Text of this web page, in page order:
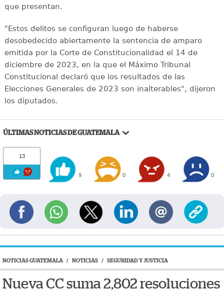
que presentan.
"Estos delitos se configuran luego de haberse
desobedecido abiertamente la sentencia de amparo
emitida por la Corte de Constitucionalidad el 14 de
diciembre de 2023, en la que el Máximo Tribunal
Constitucional declaró que los resultados de las
Elecciones Generales de 2023 son inalterables", dijeron
los diputados.
ÚLTIMAS NOTICIAS DE GUATEMALA
13
9 0 4 0
NOTICIAS GUATEMALA / NOTICIAS / SEGURIDAD Y JUSTICIA
Nueva CC suma 2,802 resoluciones